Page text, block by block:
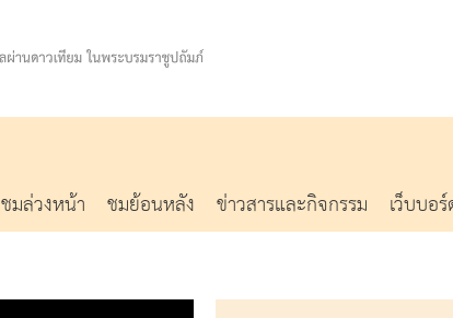
ชมล่วงหน้า ชมย้อนหลัง ข่าวสารและกิจกรรม เว็บบอ